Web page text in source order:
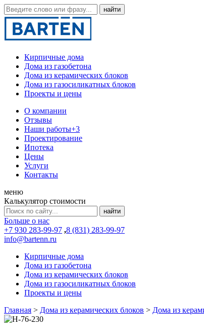
Кирпичные дома
Дома из газобетона
Дома из керамических блоков
Дома из газосиликатных блоков
Проекты и цены
О компании
Отзывы
Наши работы+3
Проектирование
Ипотека
Цены
Услуги
Контакты
меню
Калькулятор стоимости
Больше о нас
+7 930 283-99-97 ,8 (831) 283-99-97
info@bartenn.ru
Кирпичные дома
Дома из газобетона
Дома из керамических блоков
Дома из газосиликатных блоков
Проекты и цены
Главная > Дома из керамических блоков > Дома из